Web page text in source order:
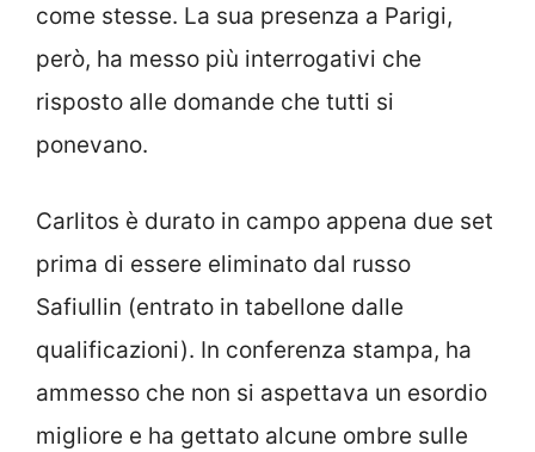
come stesse. La sua presenza a Parigi,
però, ha messo più interrogativi che
risposto alle domande che tutti si
ponevano.
Carlitos è durato in campo appena due set
prima di essere eliminato dal russo
Safiullin (entrato in tabellone dalle
qualificazioni). In conferenza stampa, ha
ammesso che non si aspettava un esordio
migliore e ha gettato alcune ombre sulle